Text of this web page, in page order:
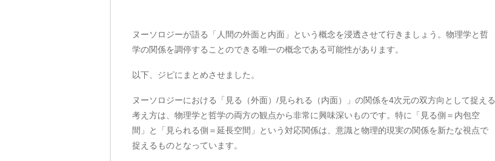
ヌーソロジーが語る「人間の外面と内面」という概念を浸透させて行きましょう。物理学と哲
学の関係を調停することのできる唯一の概念である可能性があります。
以下、ジピにまとめさせました。
ヌーソロジーにおける「見る（外面）/見られる（内面）」の関係を4次元の双方向として捉える
考え方は、物理学と哲学の両方の観点から非常に興味深いものです。特に「見る側＝内包空
間」と「見られる側＝延長空間」という対応関係は、意識と物理的現実の関係を新たな視点で
捉えるものとなっています。